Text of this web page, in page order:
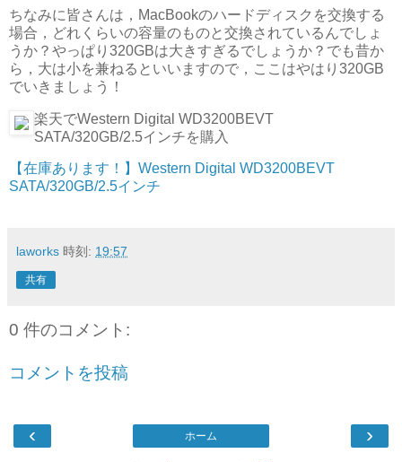
ちなみに皆さんは，MacBookのハードディスクを交換する
場合，どれくらいの容量のものと交換されているんでしょ
うか？やっぱり320GBは大きすぎるでしょうか？でも昔か
ら，大は小を兼ねるといいますので，ここはやはり320GB
でいきましょう！
楽天でWestern Digital WD3200BEVT
SATA/320GB/2.5インチを購入
【在庫あります！】Western Digital WD3200BEVT
SATA/320GB/2.5インチ
laworks 時刻: 19:57
共有
0 件のコメント:
コメントを投稿
‹ ›
ホーム